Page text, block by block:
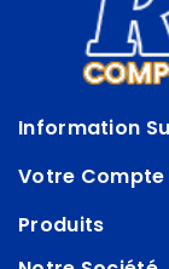
Information
Votre Compte
Produits